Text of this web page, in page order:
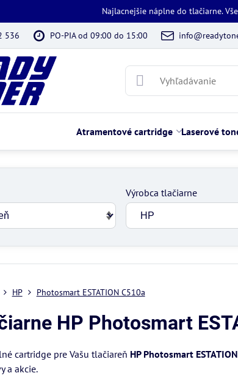
Najlacnejšie náplne do tlačiarne.
536 PO-PIA od 09:00 do 15:00
Atramentové cartridge Laserové
Výrobca tlačiarne
HP Photosmart ESTATION C510a
HP Photosmart
cartridge pre Vašu tlačiareň HP Photosmart
a akcie.